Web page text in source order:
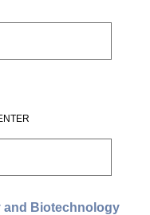
and Biotechnology